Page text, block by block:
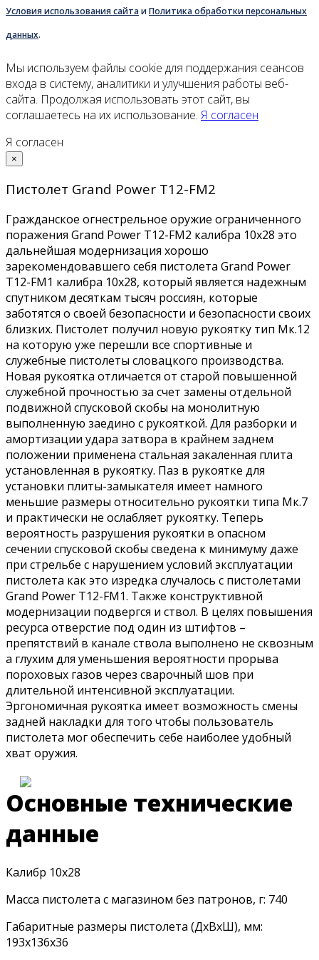
Условия использования сайтаиПолитика обработки персональных
данных.
Мы используем файлы cookie для поддержания сеансов
входа в систему, аналитики и улучшения работы веб-
сайта. Продолжая использовать этот сайт, вы
соглашаетесь на их использование. Я согласен
Я согласен
×
Пистолет Grand Power Т12-FM2
Гражданское огнестрельное оружие ограниченного
поражения Grand Power Т12-FM2 калибра 10x28 это
дальнейшая модернизация хорошо
зарекомендовавшего себя пистолета Grand Power
T12-FM1 калибра 10x28, который является надежным
спутником десяткам тысяч россиян, которые
заботятся о своей безопасности и безопасности своих
близких. Пистолет получил новую рукоятку тип Мк.12
на которую уже перешли все спортивные и
служебные пистолеты словацкого производства.
Новая рукоятка отличается от старой повышенной
служебной прочностью за счет замены отдельной
подвижной спусковой скобы на монолитную
выполненную заедино с рукояткой. Для разборки и
амортизации удара затвора в крайнем заднем
положении применена стальная закаленная плита
установленная в рукоятку. Паз в рукоятке для
установки плиты-замыкателя имеет намного
меньшие размеры относительно рукоятки типа Мк.7
и практически не ослабляет рукоятку. Теперь
вероятность разрушения рукоятки в опасном
сечении спусковой скобы сведена к минимуму даже
при стрельбе с нарушением условий эксплуатации
пистолета как это изредка случалось с пистолетами
Grand Power Т12-FM1. Также конструктивной
модернизации подвергся и ствол. В целях повышения
ресурса отверстие под один из штифтов –
препятствий в канале ствола выполнено не сквозным
а глухим для уменьшения вероятности прорыва
пороховых газов через сварочный шов при
длительной интенсивной эксплуатации.
Эргономичная рукоятка имеет возможность смены
задней накладки для того чтобы пользователь
пистолета мог обеспечить себе наиболее удобный
хват оружия.
Основные технические
данные
Калибр 10х28
Масса пистолета с магазином без патронов, г: 740
Габаритные размеры пистолета (ДхВхШ), мм:
193х136х36